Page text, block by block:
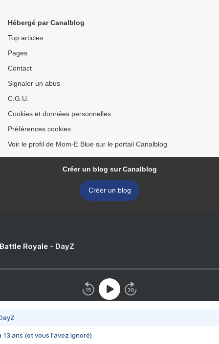
Hébergé par Canalblog
Top articles
Pages
Contact
Signaler un abus
C.G.U.
Cookies et données personnelles
Préférences cookies
Voir le profil de Mom-E Blue sur le portail Canalblog
Créer un blog sur Canalblog
Créer un blog
Royale - DayZ
13 ans (et vous l'avez ignoré)